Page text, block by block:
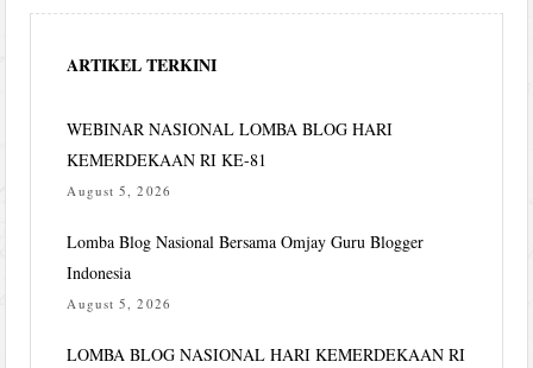
ARTIKEL TERKINI
WEBINAR NASIONAL LOMBA BLOG HARI
KEMERDEKAAN RI KE-81
August 5, 2026
Lomba Blog Nasional Bersama Omjay Guru Blogger
Indonesia
August 5, 2026
LOMBA BLOG NASIONAL HARI KEMERDEKAAN RI